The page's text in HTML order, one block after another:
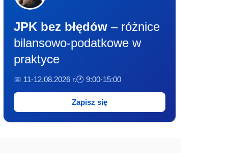
JPK bez błędów – różnice
bilansowo-podatkowe w
praktyce
📅 11-12.08.2026 r.🕐 9:00-15:00
Zapisz się